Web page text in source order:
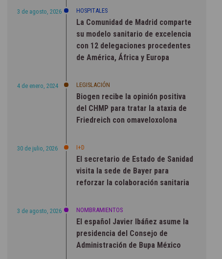
3 de agosto, 2026 HOSPITALES
La Comunidad de Madrid comparte
su modelo sanitario de excelencia
con 12 delegaciones procedentes
de América, África y Europa
4 de enero, 2024 LEGISLACIÓN
Biogen recibe la opinión positiva
del CHMP para tratar la ataxia de
Friedreich con omaveloxolona
30 de julio, 2026 I+D
El secretario de Estado de Sanidad
visita la sede de Bayer para
reforzar la colaboración sanitaria
3 de agosto, 2026 NOMBRAMIENTOS
El español Javier Ibáñez asume la
presidencia del Consejo de
Administración de Bupa México